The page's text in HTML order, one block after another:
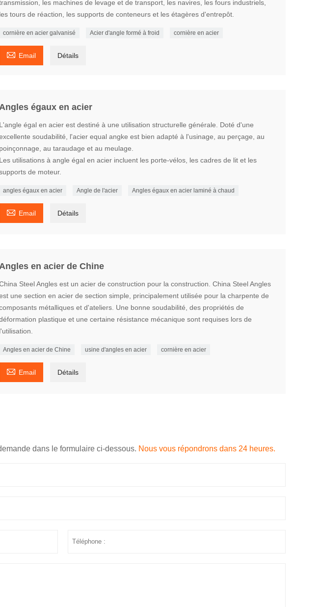
les machines de levage et de transport, les navires, les fours industriels,
les tours de réaction, les supports de conteneurs et les étagères d'entrepôt.
cornière en acier galvanisé Acier d'angle formé à froid cornière en acier
 Email Détails
Angles égaux en acier
L'angle égal en acier est destiné à une utilisation structurelle générale. Doté d'une
soudabilité, l'acier equal angke est bien adapté à l'usinage, au perçage, au
poinçonnage, au taraudage et au meulage.
Les utilisations à angle égal en acier incluent les porte-vélos, les cadres de lit et les
de moteur.
angles égaux en acier Angle de l'acier Angles égaux en acier laminé à chaud
 Email Détails
en acier de Chine
Steel Angles est un acier de construction pour la construction. China Steel Angles
une section en acier de section simple, principalement utilisée pour la charpente de
métalliques et d'ateliers. Une bonne soudabilité, des propriétés de
plastique et une certaine résistance mécanique sont requises lors de
l'utilisation.
Angles en acier de Chine usine d'angles en acier cornière en acier
 Email Détails
dans le formulaire ci-dessous. Nous vous répondrons dans 24 heures.